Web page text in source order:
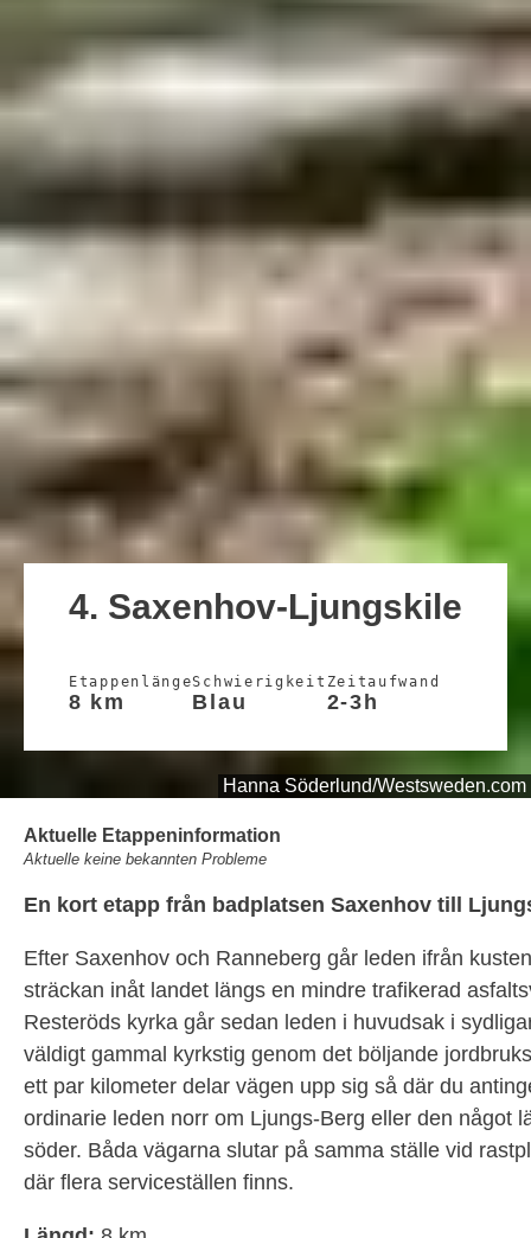
Hanna Söderlund/Westsweden.com
4. Saxenhov-Ljungskile
Etappenlänge
8 km
Schwierigkeit
Blau
Zeitaufwand
2-3h
Aktuelle Etappeninformation
Aktuelle keine bekannten Probleme
En kort etapp från badplatsen Saxenhov till
Efter Saxenhov och Ranneberg går leden ifrån
sträckan inåt landet längs en mindre trafikerad
Resteröds kyrka går sedan leden i huvudsak i
väldigt gammal kyrkstig genom det böljande
ett par kilometer delar vägen upp sig så där du
ordinarie leden norr om Ljungs-Berg eller den något
söder. Båda vägarna slutar på samma ställe vid
där flera serviceställen finns.